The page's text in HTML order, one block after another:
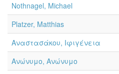
Nothnagel, Michael
Platzer, Matthias
Αναστασάκου, Ιφιγένεια
Ανώνυμο, Ανώνυμο